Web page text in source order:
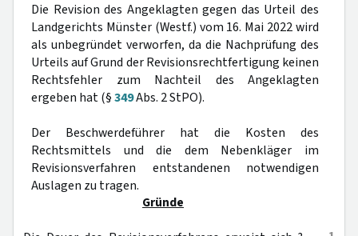
Die Revision des Angeklagten gegen das Urteil des
Landgerichts Münster (Westf.) vom 16. Mai 2022 wird
als unbegründet verworfen, da die Nachprüfung des
Urteils auf Grund der Revisionsrechtfertigung keinen
Rechtsfehler zum Nachteil des Angeklagten
ergeben hat (§349Abs. 2 StPO).
Der Beschwerdeführer hat die Kosten des
Rechtsmittels und die dem Nebenkläger im
Revisionsverfahren entstandenen notwendigen
Auslagen zu tragen.
Gründe